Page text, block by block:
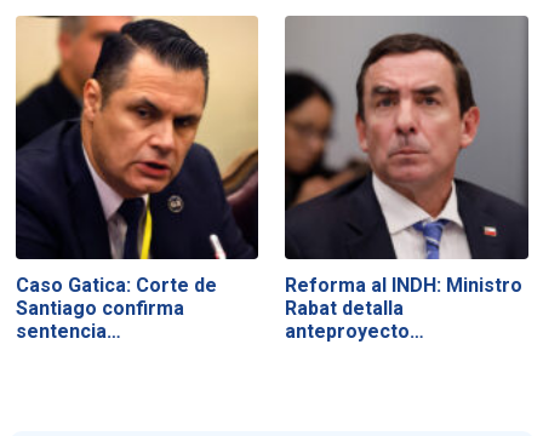
Caso Gatica: Corte de
Santiago confirma
sentencia…
Reforma al INDH: Ministro
Rabat detalla
anteproyecto…